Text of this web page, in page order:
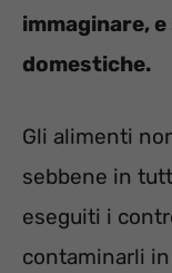
immaginare,
domestiche.
Gli alimenti
sebbene in
eseguiti i
contaminarli